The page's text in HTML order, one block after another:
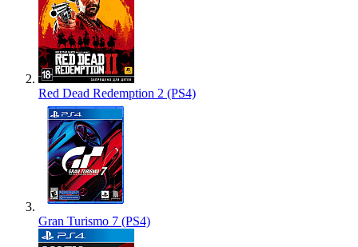
Red Dead Redemption 2 (PS4)
Gran Turismo 7 (PS4)